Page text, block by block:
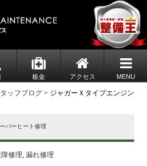
板金 アクセス MENU
ッフブログ > ジャガーＸタイプエンジン
バーヒート修理
修理,漏れ修理